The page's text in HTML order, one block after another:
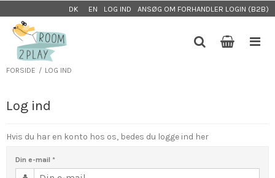
DK EN LOG IND ANSØG OM FORHANDLER LOGIN (B2B)
FORSIDE / LOG IND
Log ind
Hvis du har en konto hos os, bedes du logge ind her
Din e-mail *